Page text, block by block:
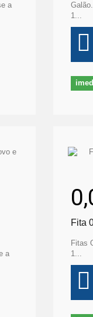
a
1...
a
Fita
Fitas
1...